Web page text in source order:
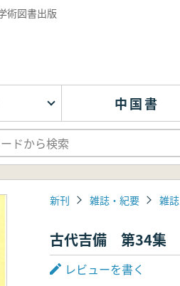
術図書出版
中国書
新刊 雑誌・紀要 雑誌
古代吉備 第34集
レビューを書く